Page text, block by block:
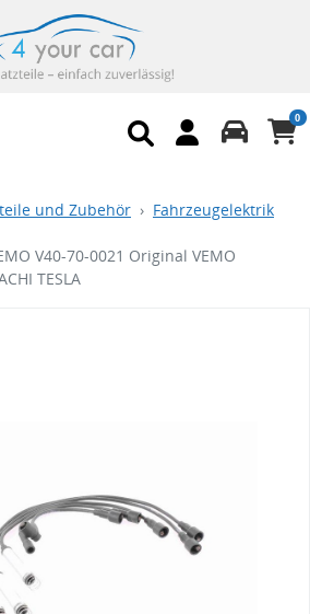
0
und Zubehör
Fahrzeugelektrik
V40-70-0021 Original VEMO
TESLA